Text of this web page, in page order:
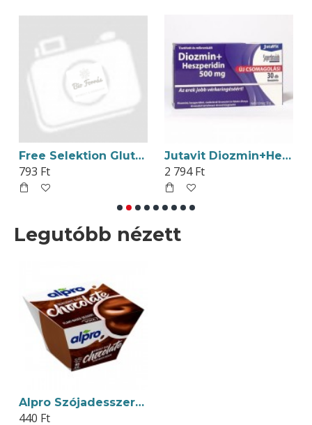
Free Selektion Gluténmentes Smart Panini Alappor 250g
793 Ft
Jutavit Diozmin+Heszperidin 500mg Tabletta 30db
2 794 Ft
Legutóbb nézett
Alpro Szójadesszert Csokoládés 125g
440 Ft